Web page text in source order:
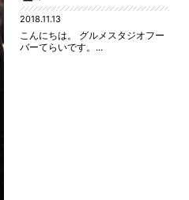
2018.11.13
こんにちは。 グルメスタジオフー
バーてらいです。...